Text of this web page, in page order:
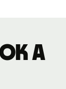
a